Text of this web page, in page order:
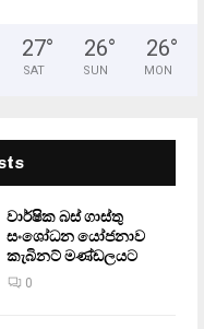
27°
SAT
26°
SUN
26°
MON
වාර්ෂික බස් ගාස්තු
සංශෝධන යෝජනාව
කැබිනට් මණ්ඩලයට
0